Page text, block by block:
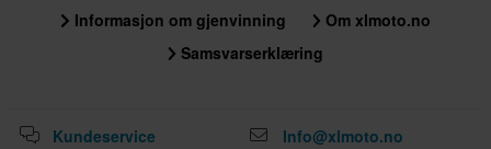
Informasjon om gjenvinning
Om xlmoto.no
Samsvarserklæring
Kundeservice Info@xlmoto.no